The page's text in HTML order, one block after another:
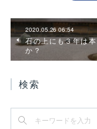
2020.05.26 06:54
石の上にも３年は
か？
検索